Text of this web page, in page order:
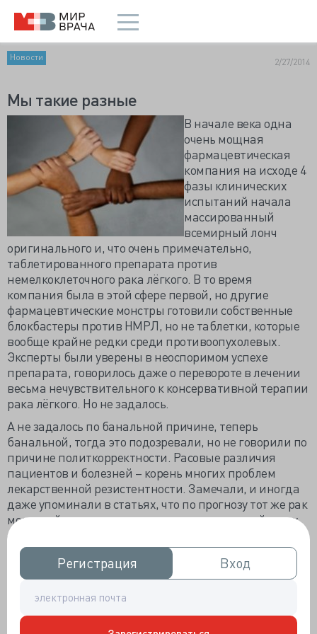
Регистрация
Регистрация Вход
Вход
Новости 2/27/2014
Мы такие разные
В начале века одна
очень мощная
фармацевтическая
компания на исходе 4
фазы клинических
испытаний начала
массированный
всемирный лонч
оригинального и, что очень примечательно,
таблетированного препарата против
немелкоклеточного рака лёгкого. В то время
компания была в этой сфере первой, но другие
фармацевтические монстры готовили собственные
блокбастеры против НМРЛ, но не таблетки, которые
вообще крайне редки среди противоопухолевых.
Эксперты были уверены в неоспоримом успехе
препарата, говорилось даже о перевороте в лечении
весьма нечувствительного к консервативной терапии
рака лёгкого. Но не задалось.
А не задалось по банальной причине, теперь
банальной, тогда это подозревали, но не говорили по
причине политкорректности. Расовые различия
пациентов и болезней – корень многих проблем
лекарственной резистентности. Замечали, и иногда
даже упоминали в статьях, что по прогнозу тот же рак
молочной железы у азиаток ну совсем не такой, как у
европейских женщин, что осложнения химиотерапии
у кавказских или татарских женщин – святых выноси.
Но впервые о генетических различиях
чувствительности опухоли к лекарству заговорили
при клиническом провале гефитиниба.
Очень быстро компания-производитель разобралась,